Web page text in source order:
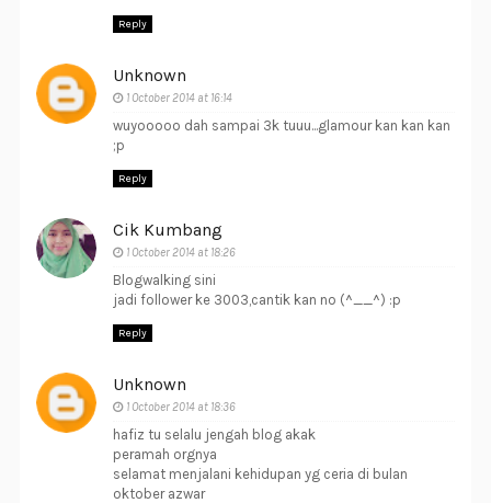
Reply
Unknown
1 October 2014 at 16:14
wuyooooo dah sampai 3k tuuu...glamour kan kan kan
;p
Reply
Cik Kumbang
1 October 2014 at 18:26
Blogwalking sini
jadi follower ke 3003,cantik kan no (^__^) :p
Reply
Unknown
1 October 2014 at 18:36
hafiz tu selalu jengah blog akak
peramah orgnya
selamat menjalani kehidupan yg ceria di bulan
oktober azwar